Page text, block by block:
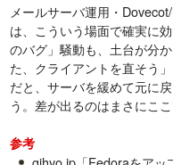
メールサーバ運用・
は、こういう場面で確実に
のバグ」騒動も、土台が分
た、クライアントを直そう
だと、サーバを緩めて元に
う。差が出るのはまさにここ
参考